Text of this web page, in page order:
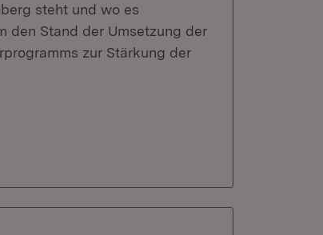
steht und wo es
den Stand der Umsetzung der
zur Stärkung der